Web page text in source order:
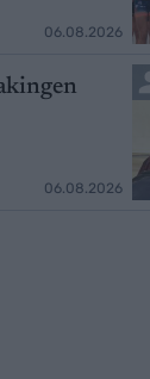
06.08.2026
06.08.2026